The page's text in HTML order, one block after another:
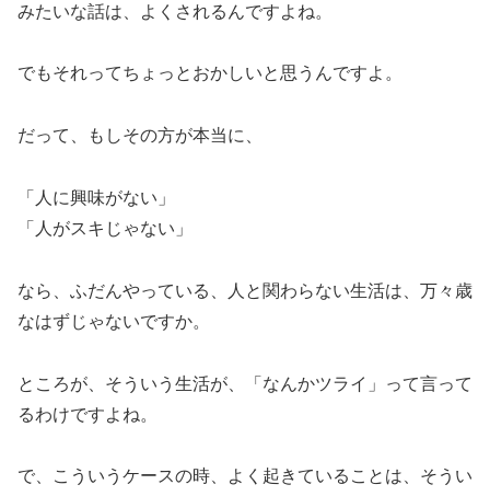
みたいな話は、よくされるんですよね。
でもそれってちょっとおかしいと思うんですよ。
だって、もしその方が本当に、
「人に興味がない」
「人がスキじゃない」
なら、ふだんやっている、人と関わらない生活は、万々歳
なはずじゃないですか。
ところが、そういう生活が、「なんかツライ」って言って
るわけですよね。
で、こういうケースの時、よく起きていることは、そうい